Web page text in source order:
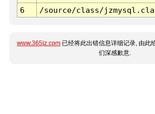
6 /source/class/
www.365jz.com 已经将此出错信息详细记录, 由此
们深感歉意.